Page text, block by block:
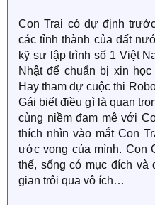
Con Trai có dự định
các tỉnh thành của đất
kỹ sư lập trình số 1 Việt
Nhật để chuẩn bị xin
Hay tham dự cuộc thi
Gái biết điều gì là quan
cùng niềm đam mê với
thích nhìn vào mắt Con
ước vọng của mình. Con
thế, sống có mục đích và
gian trôi qua vô ích…